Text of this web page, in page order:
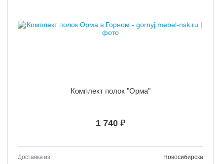
Комплект полок "Орма"
1 740 ₽
Доставка из:
Новосибирска